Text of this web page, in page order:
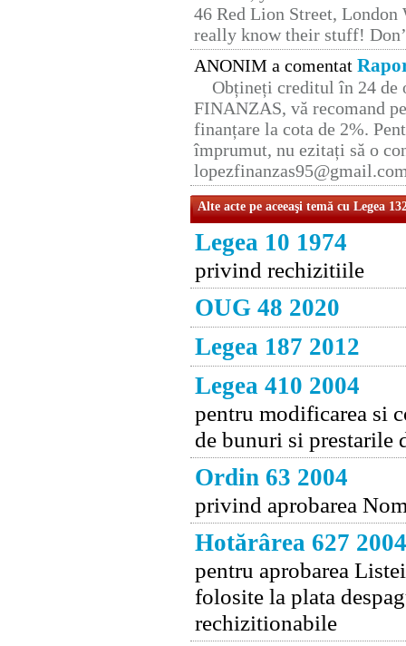
46 Red Lion Street, London
really know their stuff!
ANONIM a comentat
Obțineți creditul în 24 de
FINANZAS, vă recomand
finanțare la cota de 2%.
împrumut, nu ezitați să o
Alte acte pe aceeaşi temă cu Legea
Legea 10 1974
privind rechizitiile
OUG 48 2020
Legea 187 2012
Legea 410 2004
pentru modificarea si
de bunuri si prestarile
Ordin 63 2004
privind aprobarea
Hotărârea 627 2004
pentru aprobarea
folosite la plata
rechizitionabile